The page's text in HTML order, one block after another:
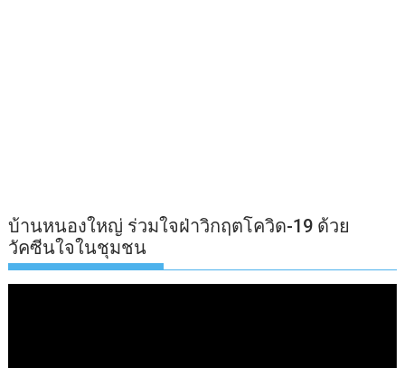
บ้านหนองใหญ่ ร่วมใจฝ่าวิกฤตโควิด-19 ด้วย
วัคซีนใจในชุมชน